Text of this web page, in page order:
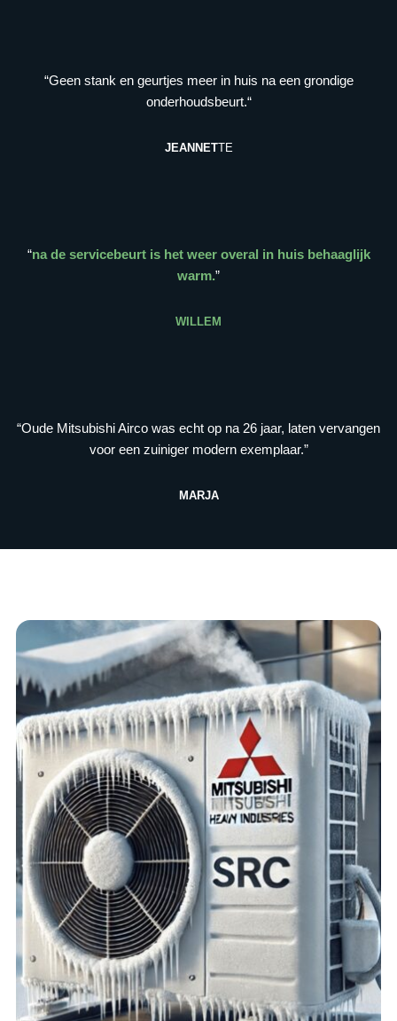
“Geen stank en geurtjes meer in huis na een grondige
onderhoudsbeurt.“
JEANNETTE
“na de servicebeurt is het weer overal in huis behaaglijk
warm.”
WILLEM
“Oude Mitsubishi Airco was echt op na 26 jaar, laten vervangen
voor een zuiniger modern exemplaar.”
MARJA